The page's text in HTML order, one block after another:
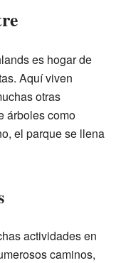
es hogar de
Aquí viven
otras
árboles como
el parque se llena
actividades en
caminos,